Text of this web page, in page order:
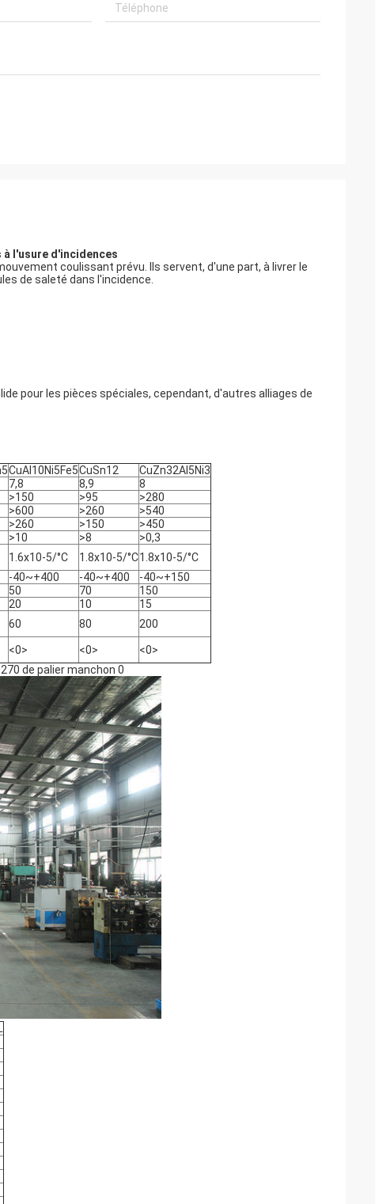
à l'usure d'incidences
coulissant prévu. Ils servent, d'une part, à livrer le
de saleté dans l'incidence.
pour les pièces spéciales, cependant, d'autres alliages de
CuAl10Ni5Fe5CuSn12
CuZn32Al5Ni3
7,8 8,9
8
>150 >95
>280
>600 >260
>540
>260 >150
>450
>10 >8
>0,3
1.6x10-5/°C 1.8x10-5/°C1.8x10-5/°C
-40~+400 -40~+400
-40~+150
50 70
150
20 10
15
60 80
200
<0> <0> <0>